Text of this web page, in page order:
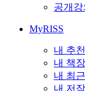
공개강
MyRISS
내 추
내 책장
내 최
내 저